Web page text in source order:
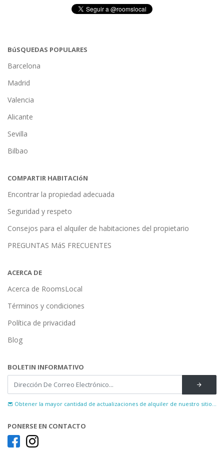
BúSQUEDAS POPULARES
Barcelona
Madrid
Valencia
Alicante
Sevilla
Bilbao
COMPARTIR HABITACIóN
Encontrar la propiedad adecuada
Seguridad y respeto
Consejos para el alquiler de habitaciones del propietario
PREGUNTAS MáS FRECUENTES
ACERCA DE
Acerca de RoomsLocal
Términos y condiciones
Política de privacidad
Blog
BOLETIN INFORMATIVO
Obtener la mayor cantidad de actualizaciones de alquiler de nuestro sitio...
PONERSE EN CONTACTO